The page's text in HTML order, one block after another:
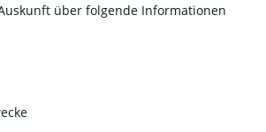
über folgende Informationen